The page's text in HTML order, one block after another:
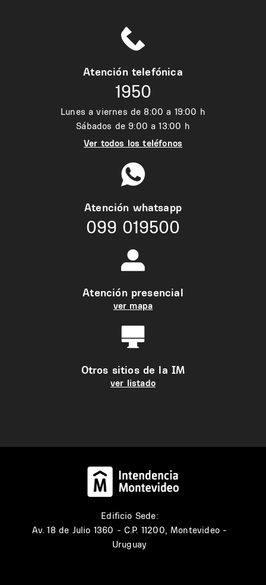
Atención telefónica
1950
Lunes a viernes de 8:00 a 19:00 h
Sábados de 9:00 a 13:00 h
Ver todos los teléfonos
Atención whatsapp
099 019500
Atención presencial
ver mapa
Otros sitios de la IM
ver listado
Edificio Sede:
Av. 18 de Julio 1360 - C.P. 11200, Montevideo -
Uruguay